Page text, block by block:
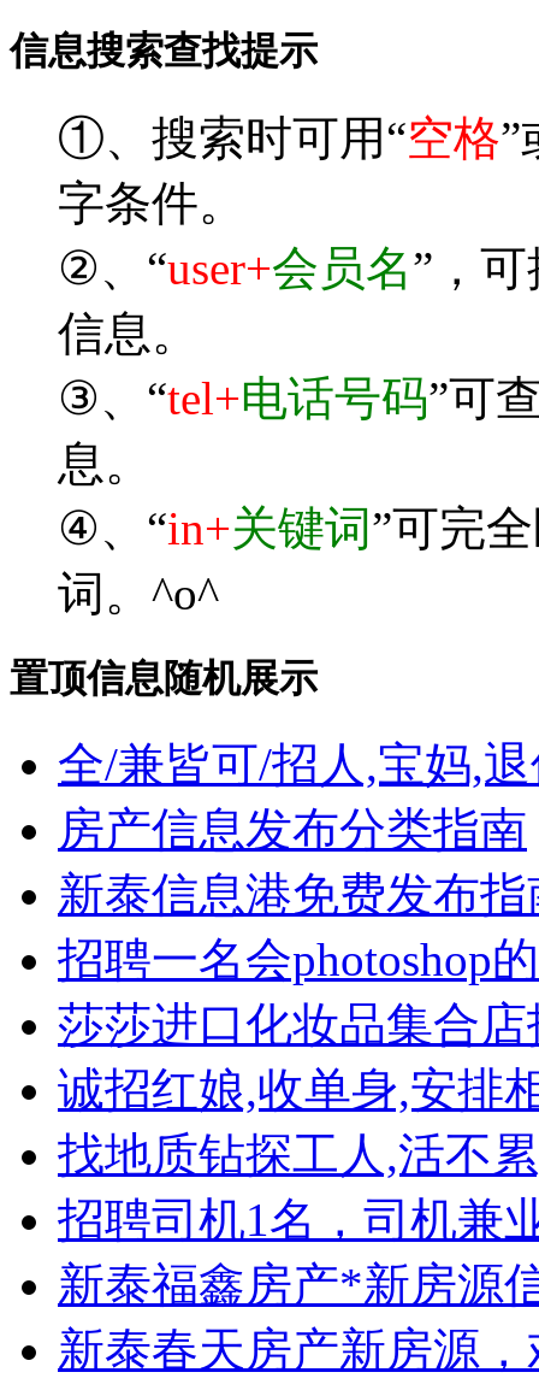
信息搜索查找提示
①、搜索时可用“空格”
字条件。
②、“user+会员名”，
信息。
③、“tel+电话号码”可
息。
④、“in+关键词”可完
词。^o^
置顶信息随机展示
全/兼皆可/招人,宝妈,
房产信息发布分类指南
新泰信息港免费发布指
招聘一名会photoshop
莎莎进口化妆品集合
诚招红娘,收单身,安排
找地质钻探工人,活不
招聘司机1名，司机兼
新泰福鑫房产*新房源
新泰春天房产新房源